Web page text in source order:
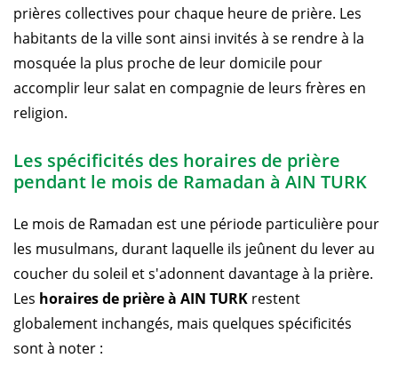
prières collectives pour chaque heure de prière. Les
habitants de la ville sont ainsi invités à se rendre à la
mosquée la plus proche de leur domicile pour
accomplir leur salat en compagnie de leurs frères en
religion.
Les spécificités des horaires de prière
pendant le mois de Ramadan à AIN TURK
Le mois de Ramadan est une période particulière pour
les musulmans, durant laquelle ils jeûnent du lever au
coucher du soleil et s'adonnent davantage à la prière.
Les horaires de prière à AIN TURK restent
globalement inchangés, mais quelques spécificités
sont à noter :